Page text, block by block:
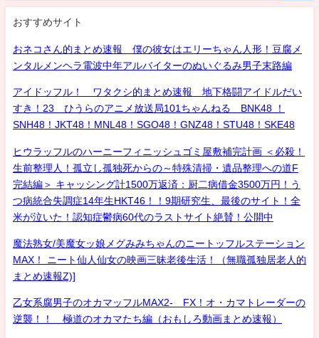
おすすめサイト
おネコさん的まとめ速報 僕の彼女はエリーちゃん人形！豆腐メ
ンタルメンヘラ電波中年アルバイターのぬいぐるみ男子末路編
アイドッフル！ ワタクシ的まとめ速報 地下格闘アイドルだい
すき！23 ひうらのアニメ放送局101ちゃんねる BNK48 ！
SNH48！JKT48！MNL48！SGO48！GNZ48！STU48！SKE48
ヒウラッフルのハーニーフィニッシュゴミ屋敷補完計画 ＜必殺！
生前整理人！孤立し孤独死からの～特殊清掃・遺品整理への道F
完結編＞ キャッシング計1500万返済：厨二病借金3500万円！う
つ病統合失調症14年生HKT46！！9期研究生、最後のサイト！全
米が泣いた！認知症鬱病60代のラストサイト絶賛！公開中
魔法熟女/美魔女ッ娘メグみみちゃんのニートッフルステーション
MAX！ ニート仙人仙女の映画三昧老後生活！（無職孤独居老人的
まとめ速報Z)]
乙女系腐男子のオカマッフルMAX2- FX！オ・カマトレーダーの
逆襲！！ 極道のオカマたち編（おもしろ動画まとめ速報）